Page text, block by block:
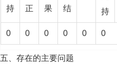
予以公
持
正
果
结
持
0 0 0 0 0 0
五、存在的主要问题